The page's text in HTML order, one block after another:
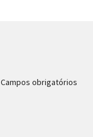
Campos obrigatórios